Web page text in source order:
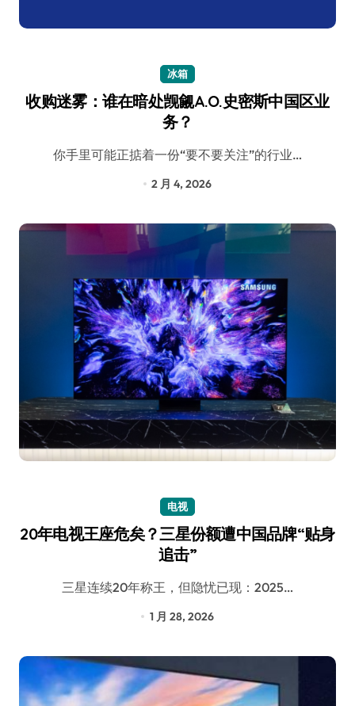
冰箱
收购迷雾：谁在暗处觊觎A.O.史密斯中国区业
务？
你手里可能正掂着一份“要不要关注”的行业…
2 月 4, 2026
电视
20年电视王座危矣？三星份额遭中国品牌“贴身
追击”
三星连续20年称王，但隐忧已现：2025…
1 月 28, 2026